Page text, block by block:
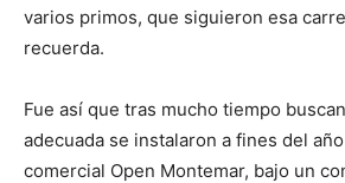
varios primos, que siguieron esa
recuerda.
Fue así que tras mucho tiempo
adecuada se instalaron a fines del
comercial Open Montemar, bajo un